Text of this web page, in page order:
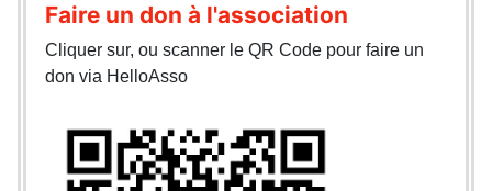
Faire un don à l'association
Cliquer sur, ou scanner le QR Code pour faire un
don via HelloAsso